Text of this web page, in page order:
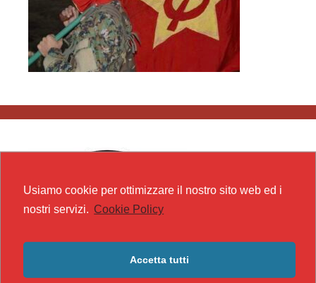
Usiamo cookie per ottimizzare il nostro sito web ed i
nostri servizi. Cookie Policy
Accetta tutti